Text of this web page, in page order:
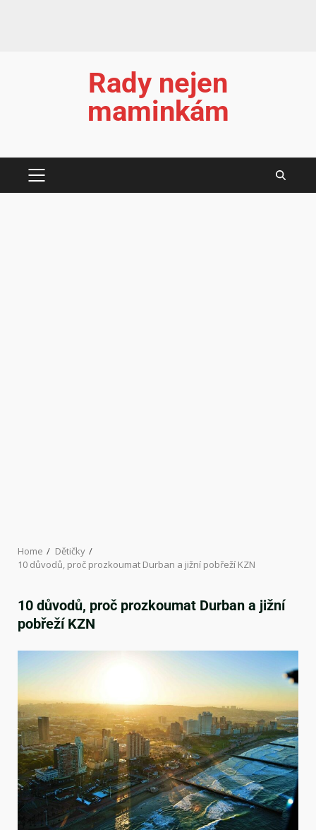
Rady nejen
maminkám
Home
Dětičky
10 důvodů, proč prozkoumat Durban a jižní pobřeží KZN
10 důvodů, proč prozkoumat Durban a jižní
pobřeží KZN